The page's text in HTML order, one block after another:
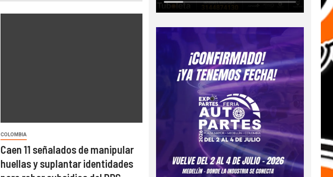
COLOMBIA
Caen 11 señalados de manipular
huellas y suplantar identidades